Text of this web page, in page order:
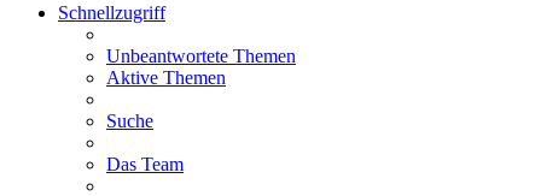
Schnellzugriff
Unbeantwortete Themen
Aktive Themen
Suche
Das Team